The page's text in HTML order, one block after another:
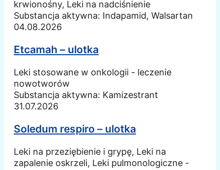
krwionośny, Leki na nadciśnienie
Substancja aktywna: Indapamid, Walsartan
04.08.2026
Etcamah – ulotka
Leki stosowane w onkologii - leczenie
nowotworów
Substancja aktywna: Kamizestrant
31.07.2026
Soledum respiro – ulotka
Leki na przeziębienie i grypę, Leki na
zapalenie oskrzeli, Leki pulmonologiczne -